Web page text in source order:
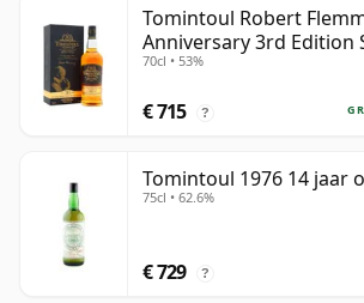
Tomintoul Robert
Anniversary 3rd Edition
oud
70cl • 53%
€ 715 ?
Tomintoul 1976 14 jaar
75cl • 62.6%
€ 729 ?